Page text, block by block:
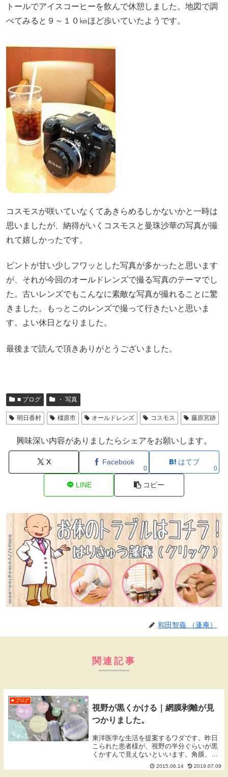
トールでアイスコーヒーを飲んで休憩しました。地図で調
べてみると９～１０㎞ほど歩いていたようです。
コスモスが咲いていなくてあきらめるしかないかと一時は
思いましたが、納得がいくコスモスと曼珠沙華の写真が撮
れて嬉しかったです。
ピントが甘い少しフワッとした写真が多かったと思います
が、それが今回のオールドレンズで撮る写真のテーマでし
た。古いレンズでもこんなに素敵な写真が撮れることに驚
きました。もっとこのレンズで撮って行きたいと思いま
す。よい休日となりました。
最後まで読んで頂きありがとうございました。
■ ブログ ・ 写真
明日香村 橿原市 オールドレンズ コスモス 藤原宮跡
興味深い内容がありましたらシェアをお願いします。
X Facebook
0
はてブ
0
LINE コピー
和田智義 （蓬庵）
関連記事
■ ブログ
視野が黒くかける｜網膜剥離が見
つかりました。
東洋医学な生活を提案するワダです。昨日
こられた患者様が、視野の半分ぐらいが黒
くかすんで見えないといいます。角膜、眼
のレンズである水晶体、中にある硝子体、
光を感じる神経がある網膜、このいずれか
2015.06.14 2019.07.09